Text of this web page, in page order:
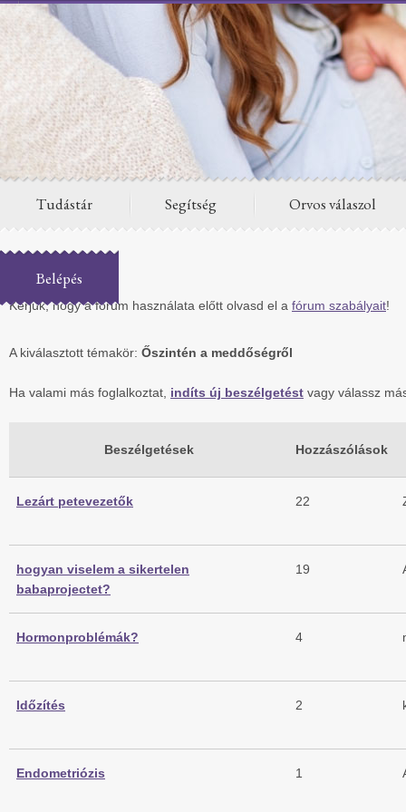
Tudástár Segítség Orvos válaszol
Belépés
Fórum
Kérjük, hogy a fórum használata előtt olvasd el a fórum szabályait!
A kiválasztott témakör: Őszintén a meddőségről
Ha valami más foglalkoztat, indíts új beszélgetést vagy válassz
Beszélgetések Hozzászólások
Lezárt petevezetők 22
hogyan viselem a sikertelen
babaprojectet?
19
Hormonproblémák? 4
Időzítés 2
Endometriózis 1